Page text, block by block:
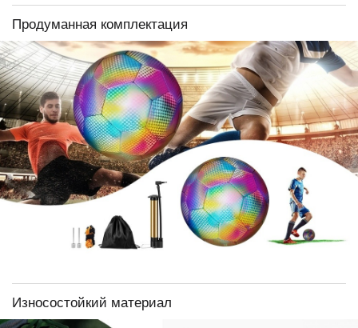
Продуманная комплектация
Износостойкий материал